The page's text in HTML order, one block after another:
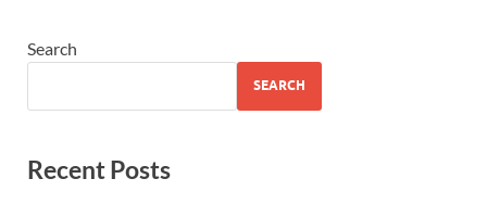
Search
SEARCH
Recent Posts